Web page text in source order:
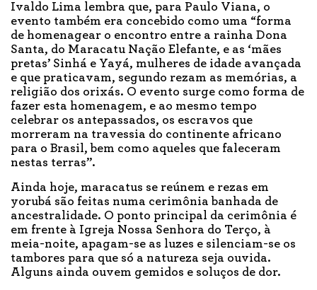
Ivaldo Lima lembra que, para Paulo Viana, o
evento também era concebido como uma “forma
de homenagear o encontro entre a rainha Dona
Santa, do Maracatu Nação Elefante, e as ‘mães
pretas’ Sinhá e Yayá, mulheres de idade avançada
e que praticavam, segundo rezam as memórias, a
religião dos orixás. O evento surge como forma de
fazer esta homenagem, e ao mesmo tempo
celebrar os antepassados, os escravos que
morreram na travessia do continente africano
para o Brasil, bem como aqueles que faleceram
nestas terras”.
Ainda hoje, maracatus se reúnem e rezas em
yorubá são feitas numa cerimônia banhada de
ancestralidade. O ponto principal da cerimônia é
em frente à Igreja Nossa Senhora do Terço, à
meia-noite, apagam-se as luzes e silenciam-se os
tambores para que só a natureza seja ouvida.
Alguns ainda ouvem gemidos e soluços de dor.